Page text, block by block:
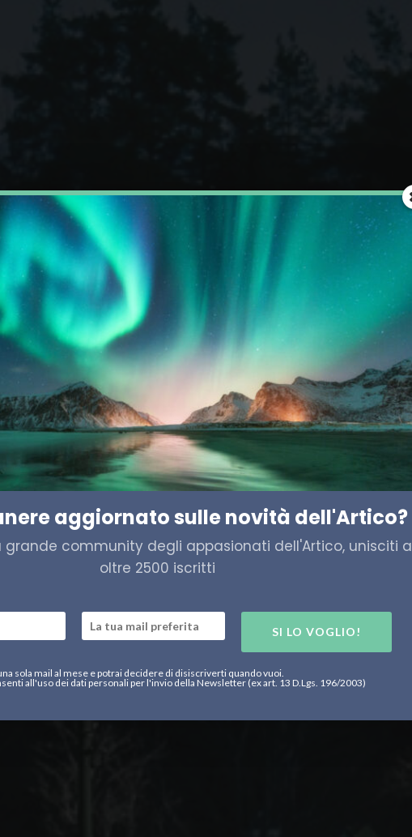
alle porte
aggiornato sulle novità dell'Artico?
grande community degli appasionati dell'Artico, unisciti a
oltre 2500 iscritti
SI LO VOGLIO!
sola mail al mese e potrai decidere di disiscriverti quando vuoi.
all'uso dei dati personali per l'invio della Newsletter (ex art. 13 D.Lgs. 196/2003)